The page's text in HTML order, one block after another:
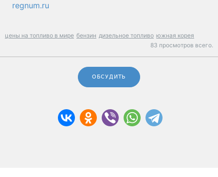
regnum.ru
цены на топливо в мире бензин дизельное топливо южная корея
83 просмотров всего.
ОБСУДИТЬ